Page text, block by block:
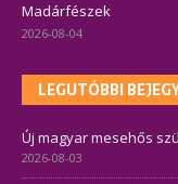
Madárfészek
2026-08-04
LEGUTÓBBI
Új magyar mesehős
2026-08-03